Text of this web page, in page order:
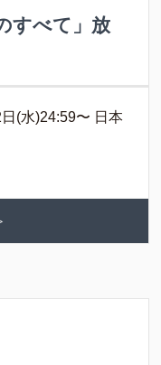
すべて」放
(水)24:59〜 日本